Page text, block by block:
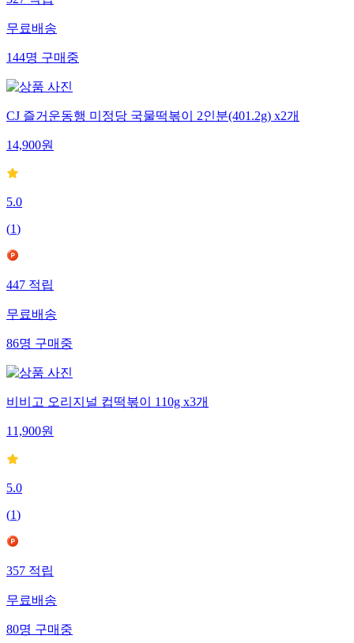
무료배송
144명 구매중
CJ 즐거운동행 미정당 국물떡볶이 2인분(401.2g) x2개
14,900원
5.0
(1)
447 적립
무료배송
86명 구매중
비비고 오리지널 컵떡볶이 110g x3개
11,900원
5.0
(1)
357 적립
무료배송
80명 구매중